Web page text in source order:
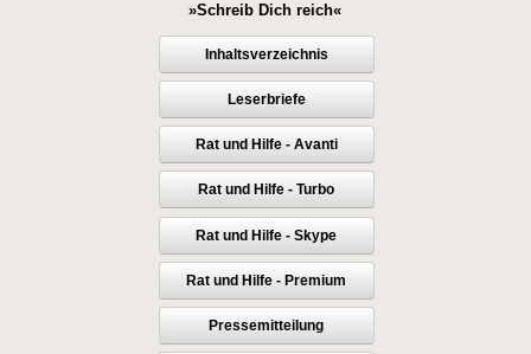
»Schreib Dich reich«
Inhaltsverzeichnis
Leserbriefe
Rat und Hilfe - Avanti
Rat und Hilfe - Turbo
Rat und Hilfe - Skype
Rat und Hilfe - Premium
Pressemitteilung